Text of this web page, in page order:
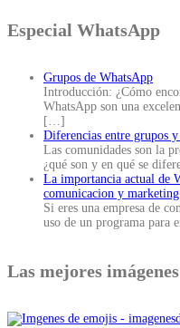
Especial WhatsApp
Grupos de WhatsApp
Introducción: ¿Cómo
WhatsApp son una
[…]
Diferencias entre grupos
Las comunidades son la
¿qué son y en qué se
La importancia actual de
comunicacion y marketing
Si eres una empresa de
uso de un programa para
Las mejores